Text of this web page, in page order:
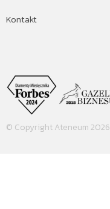
Kontakt
© Copyright Ateneum 2026